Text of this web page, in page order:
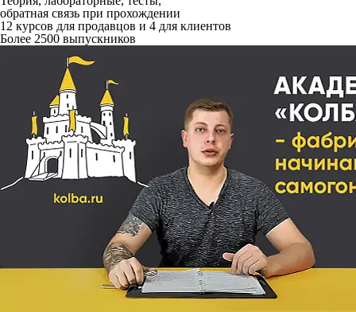
обратная связь при прохождении
12 курсов для продавцов и 4 для клиентов
Более 2500 выпускников